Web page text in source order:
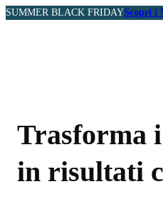
SUMMER BLACK FRIDAYScopri i
Trasforma
in risultati